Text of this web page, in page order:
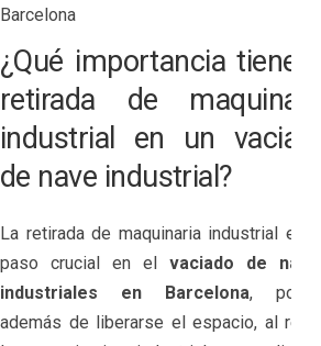
¿Qué importancia tiene la
retirada de maquinaria
industrial en un vaciado
de nave industrial?
La retirada de maquinaria industrial es un
paso crucial en el vaciado de naves
industriales en Barcelona, porque
además de liberarse el espacio, al retirar